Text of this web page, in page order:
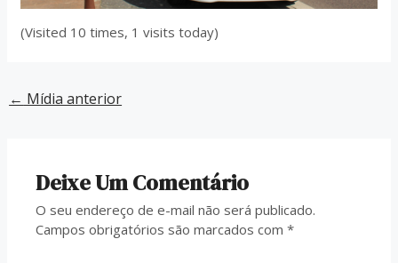
(Visited 10 times, 1 visits today)
← Mídia anterior
Deixe Um Comentário
O seu endereço de e-mail não será publicado.
Campos obrigatórios são marcados com*